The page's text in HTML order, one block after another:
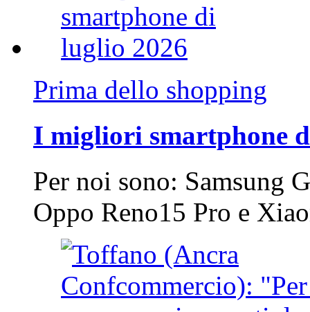
Prima dello shopping
I migliori smartphone
Per noi sono: Samsung
Oppo Reno15 Pro e